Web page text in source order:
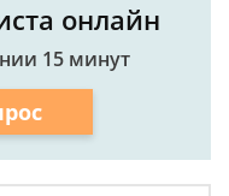
онлайн
15 минут